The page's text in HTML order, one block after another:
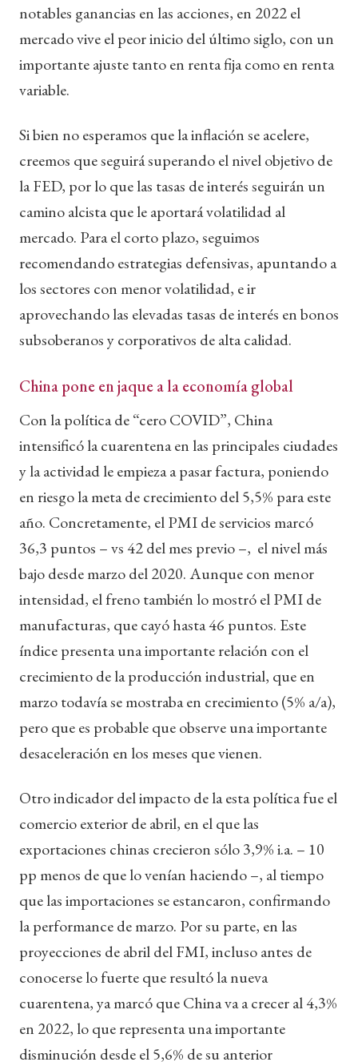
notables ganancias en las acciones, en 2022 el
mercado vive el peor inicio del último siglo, con un
importante ajuste tanto en renta fija como en renta
variable.
Si bien no esperamos que la inflación se acelere,
creemos que seguirá superando el nivel objetivo de
la FED, por lo que las tasas de interés seguirán un
camino alcista que le aportará volatilidad al
mercado. Para el corto plazo, seguimos
recomendando estrategias defensivas, apuntando a
los sectores con menor volatilidad, e ir
aprovechando las elevadas tasas de interés en bonos
subsoberanos y corporativos de alta calidad.
China pone en jaque a la economía global
Con la política de “cero COVID”, China
intensificó la cuarentena en las principales ciudades
y la actividad le empieza a pasar factura, poniendo
en riesgo la meta de crecimiento del 5,5% para este
año. Concretamente, el PMI de servicios marcó
36,3 puntos – vs 42 del mes previo –, el nivel más
bajo desde marzo del 2020. Aunque con menor
intensidad, el freno también lo mostró el PMI de
manufacturas, que cayó hasta 46 puntos. Este
índice presenta una importante relación con el
crecimiento de la producción industrial, que en
marzo todavía se mostraba en crecimiento (5% a/a),
pero que es probable que observe una importante
desaceleración en los meses que vienen.
Otro indicador del impacto de la esta política fue el
comercio exterior de abril, en el que las
exportaciones chinas crecieron sólo 3,9% i.a. – 10
pp menos de que lo venían haciendo –, al tiempo
que las importaciones se estancaron, confirmando
la performance de marzo. Por su parte, en las
proyecciones de abril del FMI, incluso antes de
conocerse lo fuerte que resultó la nueva
cuarentena, ya marcó que China va a crecer al 4,3%
en 2022, lo que representa una importante
disminución desde el 5,6% de su anterior